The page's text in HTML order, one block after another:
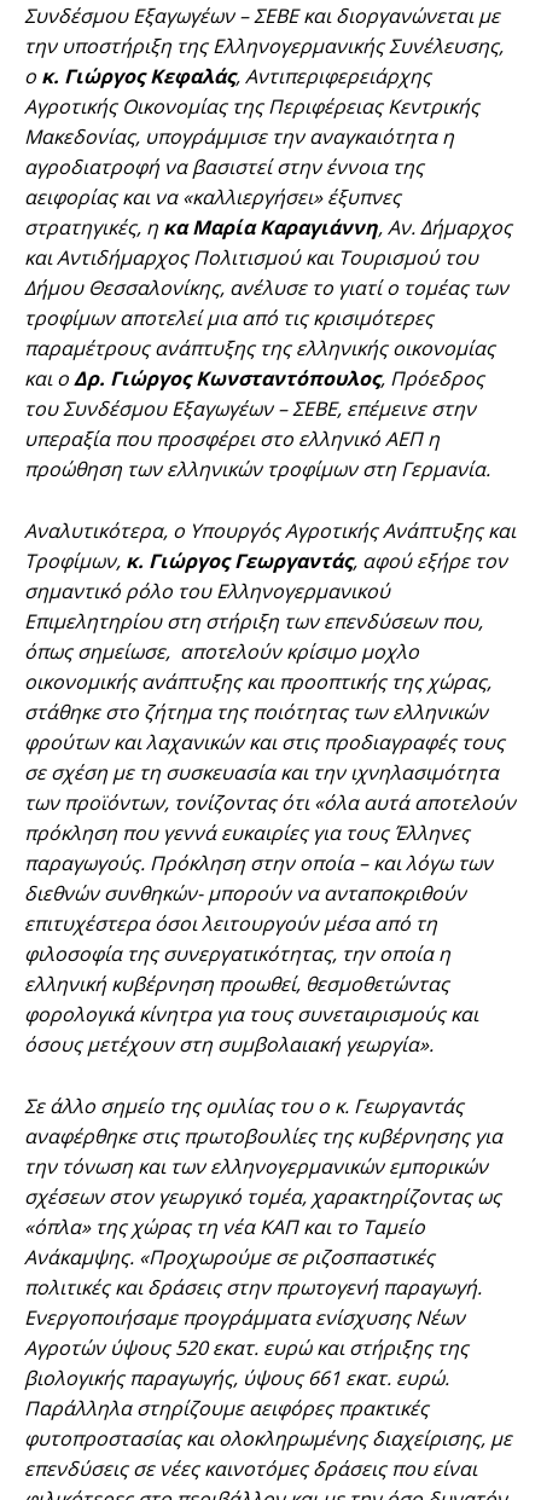
Συνδέσμου Εξαγωγέων – ΣΕΒΕ και διοργανώνεται με
την υποστήριξη της Ελληνογερμανικής Συνέλευσης,
ο κ. Γιώργος Κεφαλάς, Αντιπεριφερειάρχης
Αγροτικής Οικονομίας της Περιφέρειας Κεντρικής
Μακεδονίας, υπογράμμισε την αναγκαιότητα η
αγροδιατροφή να βασιστεί στην έννοια της
αειφορίας και να «καλλιεργήσει» έξυπνες
στρατηγικές, η κα Μαρία Καραγιάννη, Αν. Δήμαρχος
και Αντιδήμαρχος Πολιτισμού και Τουρισμού του
Δήμου Θεσσαλονίκης, ανέλυσε το γιατί ο τομέας των
τροφίμων αποτελεί μια από τις κρισιμότερες
παραμέτρους ανάπτυξης της ελληνικής οικονομίας
και οΔρ. Γιώργος Κωνσταντόπουλος, Πρόεδρος
του Συνδέσμου Εξαγωγέων – ΣΕΒΕ, επέμεινε στην
υπεραξία που προσφέρει στο ελληνικό ΑΕΠ η
προώθηση των ελληνικών τροφίμων στη Γερμανία.
Αναλυτικότερα, ο Υπουργός Αγροτικής Ανάπτυξης και
Τροφίμων, κ. Γιώργος Γεωργαντάς, αφού εξήρε τον
σημαντικό ρόλο του Ελληνογερμανικού
Επιμελητηρίου στη στήριξη των επενδύσεων που,
όπως σημείωσε, αποτελούν κρίσιμο μοχλο
οικονομικής ανάπτυξης και προοπτικής της χώρας,
στάθηκε στο ζήτημα της ποιότητας των ελληνικών
φρούτων και λαχανικών και στις προδιαγραφές τους
σε σχέση με τη συσκευασία και την ιχνηλασιμότητα
των προϊόντων, τονίζοντας ότι «όλα αυτά αποτελούν
πρόκληση που γεννά ευκαιρίες για τους Έλληνες
παραγωγούς. Πρόκληση στην οποία – και λόγω των
διεθνών συνθηκών- μπορούν να ανταποκριθούν
επιτυχέστερα όσοι λειτουργούν μέσα από τη
φιλοσοφία της συνεργατικότητας, την οποία η
ελληνική κυβέρνηση προωθεί, θεσμοθετώντας
φορολογικά κίνητρα για τους συνεταιρισμούς και
όσους μετέχουν στη συμβολαιακή γεωργία».
Σε άλλο σημείο της ομιλίας του ο κ. Γεωργαντάς
αναφέρθηκε στις πρωτοβουλίες της κυβέρνησης για
την τόνωση και των ελληνογερμανικών εμπορικών
σχέσεων στον γεωργικό τομέα, χαρακτηρίζοντας ως
«όπλα» της χώρας τη νέα ΚΑΠ και το Ταμείο
Ανάκαμψης. «Προχωρούμε σε ριζοσπαστικές
πολιτικές και δράσεις στην πρωτογενή παραγωγή.
Ενεργοποιήσαμε προγράμματα ενίσχυσης Νέων
Αγροτών ύψους 520 εκατ. ευρώ και στήριξης της
βιολογικής παραγωγής, ύψους 661 εκατ. ευρώ.
Παράλληλα στηρίζουμε αειφόρες πρακτικές
φυτοπροστασίας και ολοκληρωμένης διαχείρισης, με
επενδύσεις σε νέες καινοτόμες δράσεις που είναι